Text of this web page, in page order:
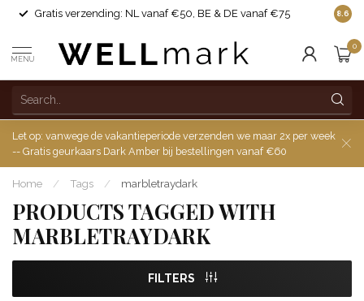
Gratis verzending: NL vanaf €50, BE & DE vanaf €75 Made
8.6
MENU
0
Let op: vanwege de vakantieperiode verzenden we maar 2x per week
-- Gratis geurkaars Dark Amber bij bestellingen vanaf €60
Home / Tags / marbletraydark
PRODUCTS TAGGED WITH
MARBLETRAYDARK
FILTERS